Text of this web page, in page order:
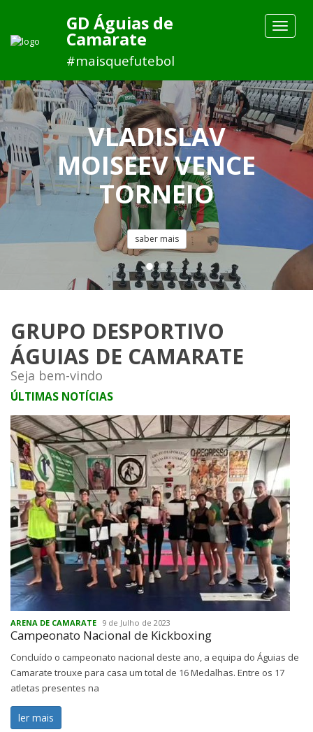
Toggle
GD Águias de
Camarate
#maisquefutebol
VLADISLAV
MOISEEV VENCE
TORNEIO
saber mais
GRUPO DESPORTIVO
ÁGUIAS DE CAMARATE
Seja bem-vindo
ÚLTIMAS NOTÍCIAS
ARENA DE CAMARATE 9 de Julho de 2023
Campeonato Nacional de Kickboxing
Concluído o campeonato nacional deste ano, a equipa do Águias de
Camarate trouxe para casa um total de 16 Medalhas. Entre os 17
atletas presentes na
ler mais